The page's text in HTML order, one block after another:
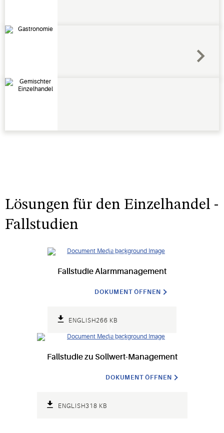
Lösungen für den Einzelhandel -
Fallstudien
Fallstudie Alarmmanagement
DOKUMENT ÖFFNEN
ENGLISH266 KB
Fallstudie zu Sollwert-Management
DOKUMENT ÖFFNEN
ENGLISH318 KB